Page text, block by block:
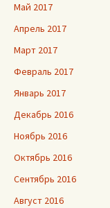
Май 2017
Апрель 2017
Март 2017
Февраль 2017
Январь 2017
Декабрь 2016
Ноябрь 2016
Октябрь 2016
Сентябрь 2016
Август 2016